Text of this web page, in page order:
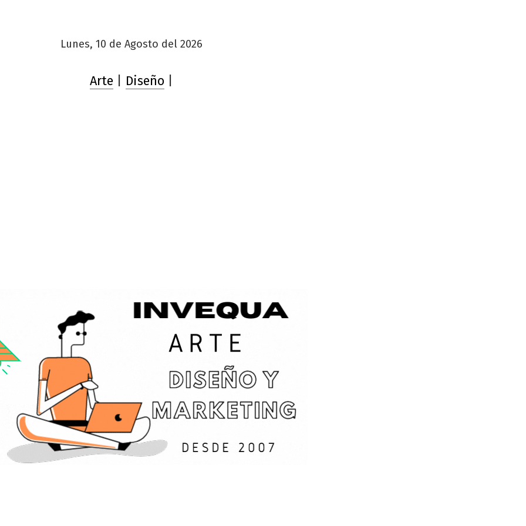
Lunes, 10 de Agosto del 2026
Arte Diseño